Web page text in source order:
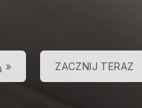
» ZACZNIJ TERAZ